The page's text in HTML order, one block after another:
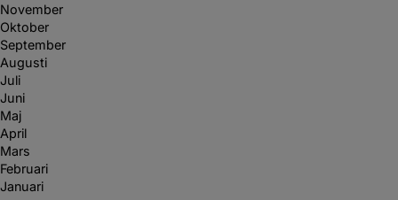
November
Oktober
September
Augusti
Juli
Juni
Maj
April
Mars
Februari
Januari